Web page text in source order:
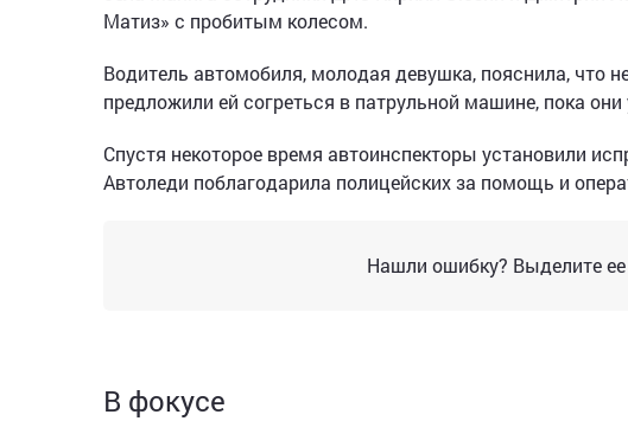
Матиз» с пробитым колесом.
Водитель автомобиля, молодая девушка, пояснила, что
предложили ей согреться в патрульной машине, пока
Спустя некоторое время автоинспекторы установили
Автоледи поблагодарила полицейских за помощь и
Нашли ошибку? Выделите
В фокусе